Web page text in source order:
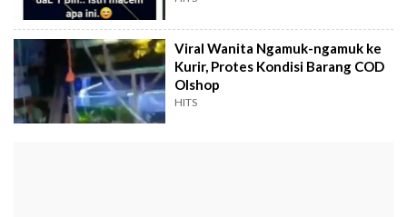
Viral Wanita Ngamuk-ngamuk ke
Kurir, Protes Kondisi Barang COD
Olshop
HITS